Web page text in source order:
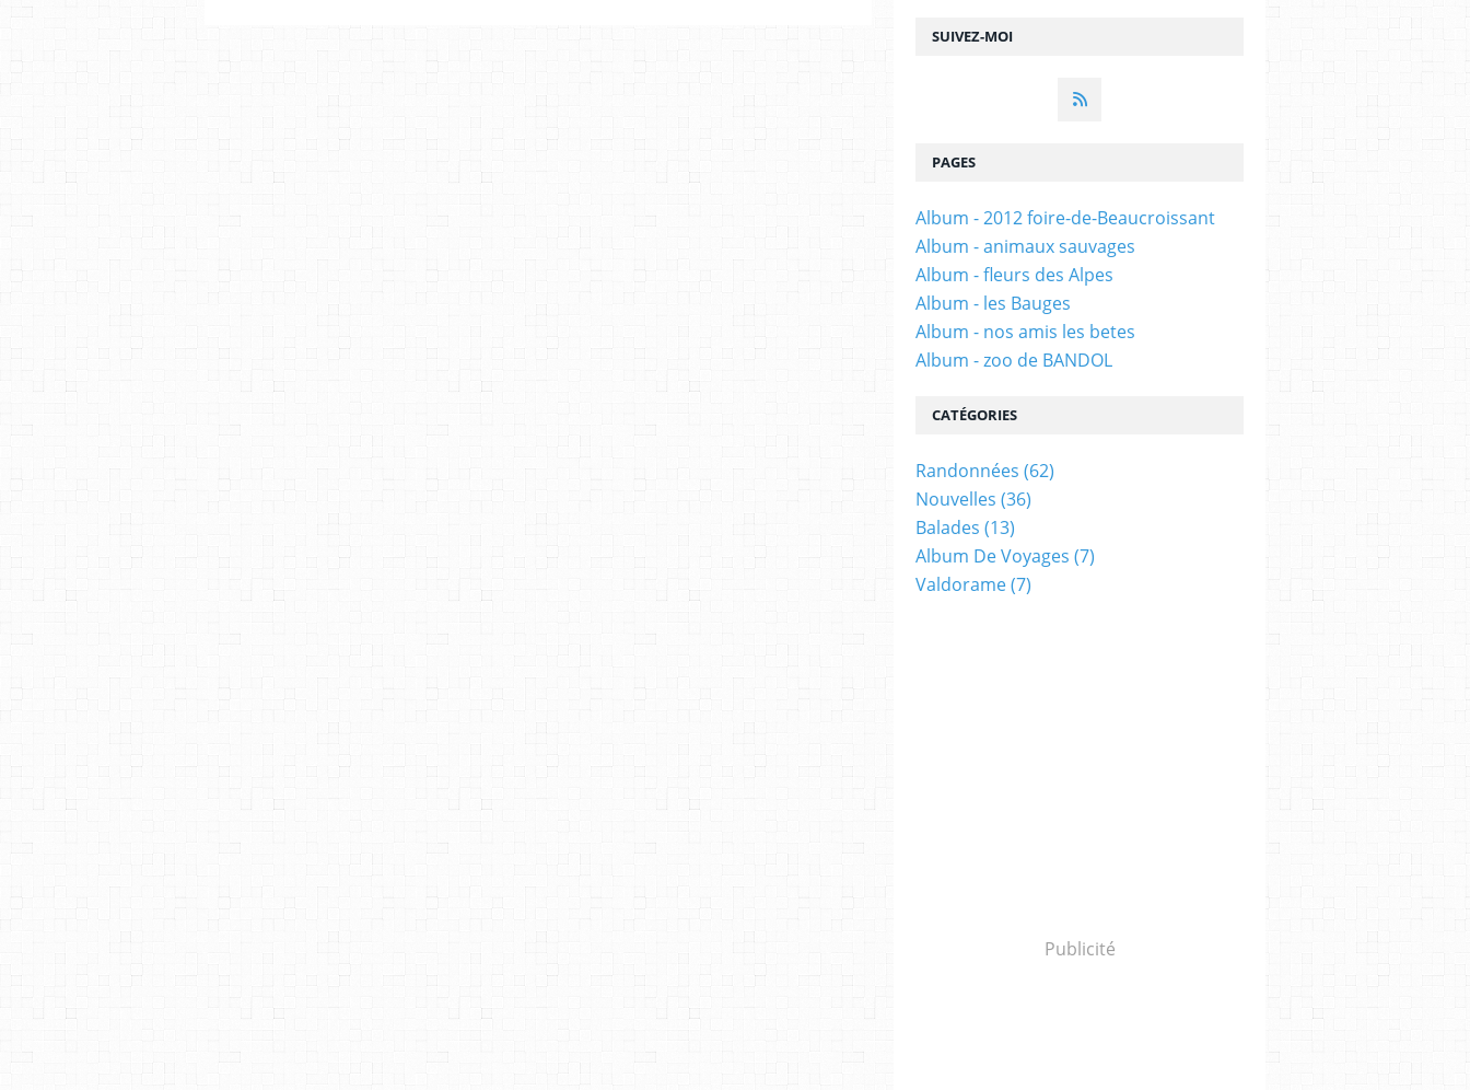
SUIVEZ-MOI
PAGES
Album - 2012 foire-de-Beaucroissant
Album - animaux sauvages
Album - fleurs des Alpes
Album - les Bauges
Album - nos amis les betes
Album - zoo de BANDOL
CATÉGORIES
Randonnées (62)
Nouvelles (36)
Balades (13)
Album De Voyages (7)
Valdorame(7)
Publicité